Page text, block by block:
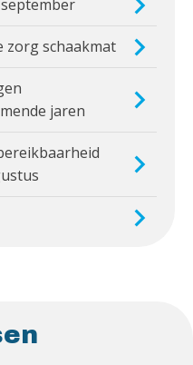
zorg schaakmat
jaren